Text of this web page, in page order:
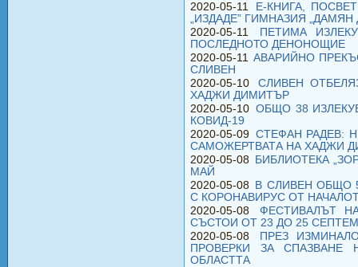
2020-05-11
Е-КНИГА,
„ИЗДАДЕ” ГИМНАЗИЯ
2020-05-11
ПЕТИМА
ПОСЛЕДНОТО ДЕНОНОЩИЕ
2020-05-11 АВАРИЙНО
СЛИВЕН
2020-05-10
СЛИВЕН
ХАДЖИ ДИМИТЪР
2020-05-10 ОБЩО 38
КОВИД-19
2020-05-09 СТЕФАН РАДЕВ:
САМОЖЕРТВАТА НА ХАДЖИ
2020-05-08 БИБЛИОТЕКА
МАЙ
2020-05-08 В СЛИВЕН ОБЩО
С КОРОНАВИРУС ОТ
2020-05-08
ФЕСТИВАЛЪТ
СЪСТОИ ОТ 23 ДО 25
2020-05-08
ПРЕЗ
ПРОВЕРКИ ЗА СПАЗВАНЕ
ОБЛАСТТА